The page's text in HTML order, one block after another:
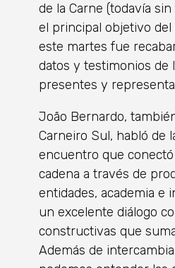
de la Carne (todavía
el principal objetivo
este martes fue
datos y testimonios de
presentes y
João Bernardo,
Carneiro Sul, habló de
encuentro que
cadena a través de
entidades, academia e
un excelente diálogo
constructivas que
Además de